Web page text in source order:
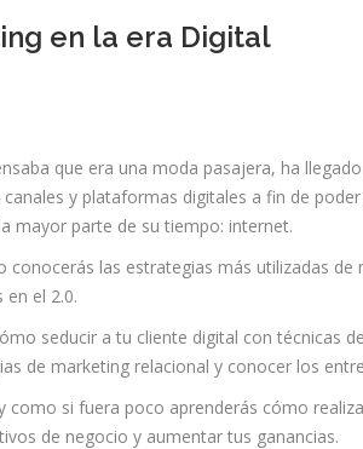
en la era Digital
que era una moda pasajera, ha
y plataformas digitales a fin de
mayor parte de su tiempo: internet.
conocerás las estrategias más utilizadas
en el 2.0.
seducir a tu cliente digital con técnicas
de marketing relacional y conocer los
como si fuera poco aprenderás cómo
de negocio y aumentar tus ganancias.